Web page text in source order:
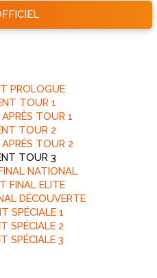
PROLOGUE
TOUR 1
TOUR 1
TOUR 2
TOUR 2
TOUR 3
NATIONAL
FINAL ELITE
DÉCOUVERTE
SPÉCIALE 1
SPÉCIALE 2
SPÉCIALE 3